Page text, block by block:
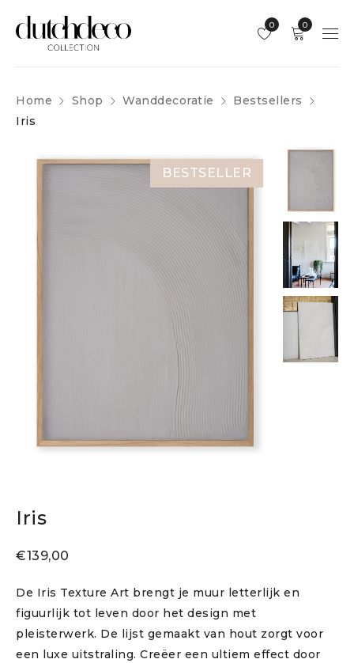
0
0
Home Shop Wanddecoratie
Bestsellers
Iris
BESTSELLER
Iris
€139,00
De Iris Texture Art brengt je muur letterlijk en
figuurlijk tot leven door het design met
pleisterwerk. De lijst gemaakt van hout zorgt voor
een luxe uitstraling. Creëer een ultiem effect door